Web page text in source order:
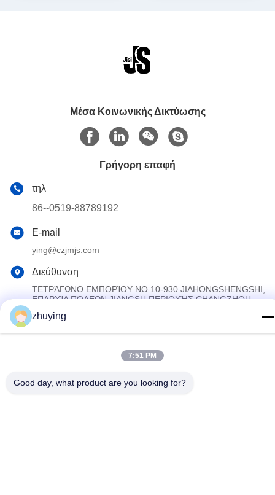
Μέσα Κοινωνικής Δικτύωσης
Γρήγορη επαφή
τηλ
86--0519-88789192
E-mail
ying@czjmjs.com
Διεύθυνση
ΤΕΤΡΆΓΩΝΟ ΕΜΠΟΡΊΟΥ NO.10-930 JIAHONGSHENGSHI,
ΕΠΑΡΧΊΑ ΠΌΛΕΩΝ JIANGSU ΠΕΡΙΟΧΉΣ CHANGZHOU
Πολιτική απορρήτου|
Προμηθευτής. 2017-2026 Changzhou jisi cold chain technology
zhuying
7:51 PM
Good day, what product are you looking for?